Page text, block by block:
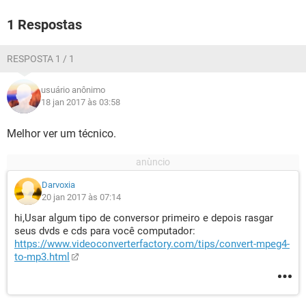
1 Respostas
RESPOSTA 1 / 1
usuário anônimo
18 jan 2017 às 03:58
Melhor ver um técnico.
Darvoxia
20 jan 2017 às 07:14
hi,Usar algum tipo de conversor primeiro e depois rasgar
seus dvds e cds para você computador:
https://www.videoconverterfactory.com/tips/convert-mpeg4-
to-mp3.html